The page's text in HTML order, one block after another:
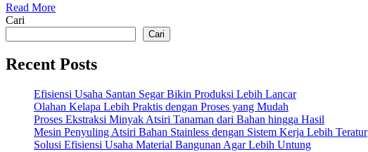
Read More
Cari
Cari
Recent Posts
Efisiensi Usaha Santan Segar Bikin Produksi Lebih Lancar
Olahan Kelapa Lebih Praktis dengan Proses yang Mudah
Proses Ekstraksi Minyak Atsiri Tanaman dari Bahan hingga Hasil
Mesin Penyuling Atsiri Bahan Stainless dengan Sistem Kerja Lebih Teratur
Solusi Efisiensi Usaha Material Bangunan Agar Lebih Untung